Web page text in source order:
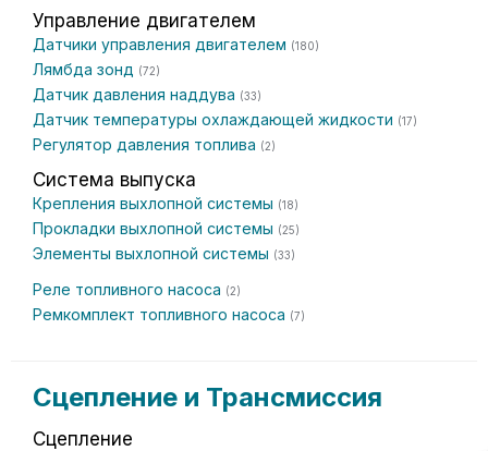
Управление двигателем
Датчики управления двигателем (180)
Лямбда зонд (72)
Датчик давления наддува (33)
Датчик температуры охлаждающей жидкости (17)
Регулятор давления топлива (2)
Система выпуска
Крепления выхлопной системы (18)
Прокладки выхлопной системы (25)
Элементы выхлопной системы (33)
Реле топливного насоса (2)
Ремкомплект топливного насоса (7)
Сцепление и Трансмиссия
Сцепление